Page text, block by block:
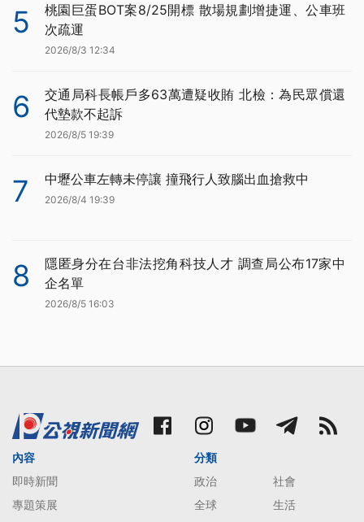
5
桃園巨蛋BOT案8/25開標 散場規劃增捷運、公車班
次疏運
2026/8/3 12:34
6
交通局科長帳戶多63萬遭疑收賄 北檢：為民眾償還
代墊款不起訴
2026/8/5 19:39
7 中壢公車左轉未停讓 撞飛行人致腦出血搶救中
2026/8/4 19:39
8
隱匿身分在台非法挖角科技人才 調查局公布17家中
企名單
2026/8/5 16:03
內容
即時新聞
專題策展
分類
政治
社會
全球
生活